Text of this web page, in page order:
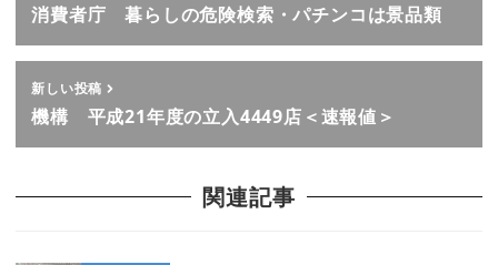
消費者庁 暮らしの危険検索・パチンコは景品類
新しい投稿
機構 平成21年度の立入4449店＜速報値＞
関連記事